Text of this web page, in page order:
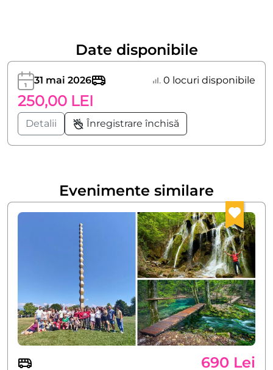
Date disponibile
31 mai 2026 0 locuri disponibile
250,00 LEI
Detalii Înregistrare închisă
Evenimente similare
690 Lei